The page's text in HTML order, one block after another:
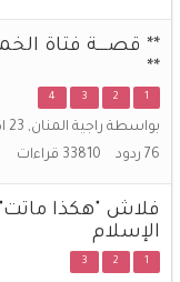
** قصـــة فتاة
**
1
2
3
4
بواسطة راجية المنان, 23 اكتوبر, 2007
76 ردود 33810 قراءات
فلاش "هكذا
الإسلام
1
2
3